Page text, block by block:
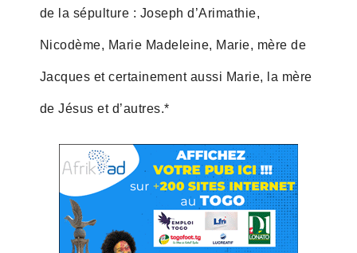
de la sépulture : Joseph d’Arimathie,
Nicodème, Marie Madeleine, Marie, mère de
Jacques et certainement aussi Marie, la mère
de Jésus et d’autres.*